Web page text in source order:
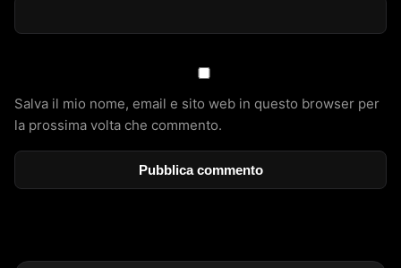
Salva il mio nome, email e sito web in questo browser per
la prossima volta che commento.